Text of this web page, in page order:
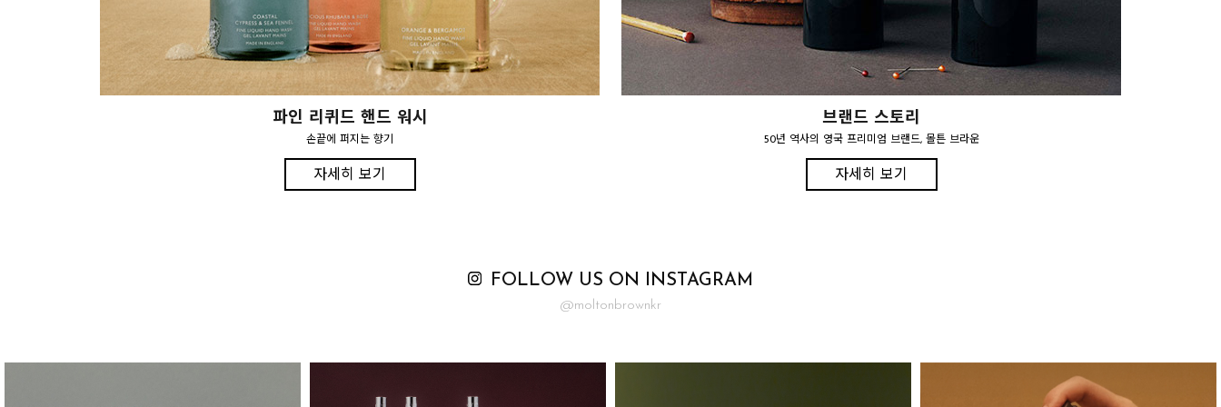
파인 리퀴드 핸드 워시
손끝에 퍼지는 향기
자세히 보기
브랜드 스토리
50년 역사의 영국 프리미엄 브랜드, 몰튼 브라운
자세히 보기
FOLLOW US ON INSTAGRAM
@moltonbrownkr